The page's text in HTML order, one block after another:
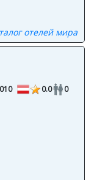
отелей мира